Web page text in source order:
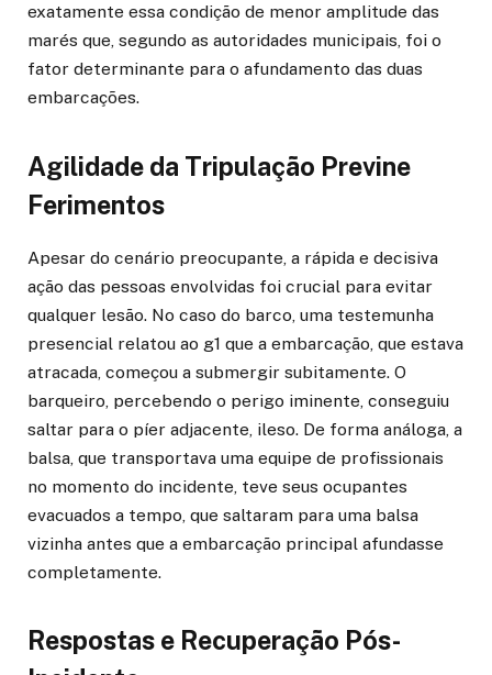
exatamente essa condição de menor amplitude das
marés que, segundo as autoridades municipais, foi o
fator determinante para o afundamento das duas
embarcações.
Agilidade da Tripulação Previne
Ferimentos
Apesar do cenário preocupante, a rápida e decisiva
ação das pessoas envolvidas foi crucial para evitar
qualquer lesão. No caso do barco, uma testemunha
presencial relatou ao g1 que a embarcação, que estava
atracada, começou a submergir subitamente. O
barqueiro, percebendo o perigo iminente, conseguiu
saltar para o píer adjacente, ileso. De forma análoga, a
balsa, que transportava uma equipe de profissionais
no momento do incidente, teve seus ocupantes
evacuados a tempo, que saltaram para uma balsa
vizinha antes que a embarcação principal afundasse
completamente.
Respostas e Recuperação Pós-